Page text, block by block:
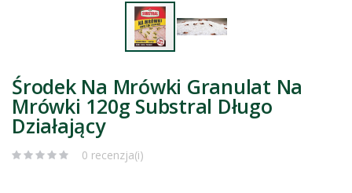
Środek Na Mrówki Granulat Na
Mrówki 120g Substral Długo
Działający
0 recenzja(i)